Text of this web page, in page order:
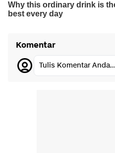
Komentar
Tulis Komentar Anda...